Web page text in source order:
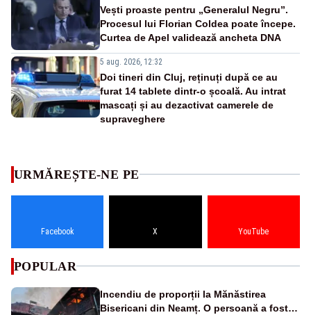
Vești proaste pentru „Generalul Negru”.
Procesul lui Florian Coldea poate începe.
Curtea de Apel validează ancheta DNA
5 aug. 2026, 12:32
Doi tineri din Cluj, reținuți după ce au
furat 14 tablete dintr-o școală. Au intrat
mascați și au dezactivat camerele de
supraveghere
URMĂREȘTE-NE PE
Facebook X YouTube
POPULAR
Incendiu de proporții la Mănăstirea
Bisericani din Neamț. O persoană a fost